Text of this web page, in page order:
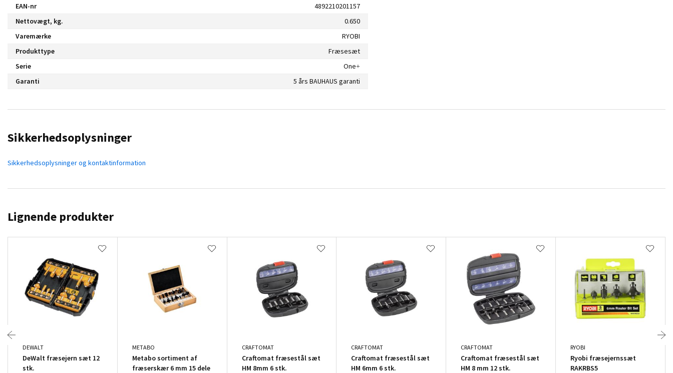
EAN-nr
4892210201157
Nettovægt, kg.
0.650
Varemærke
RYOBI
Produkttype
Fræsesæt
Serie
One+
Garanti
5 års BAUHAUS garanti
Sikkerhedsoplysninger
Sikkerhedsoplysninger og kontaktinformation
Lignende produkter
DEWALT
DeWalt fræsejern sæt 12
stk.
METABO
Metabo sortiment af
fræserskær 6 mm 15 dele
CRAFTOMAT
Craftomat fræsestål sæt
HM 8mm 6 stk.
CRAFTOMAT
Craftomat fræsestål sæt
HM 6mm 6 stk.
CRAFTOMAT
Craftomat fræsestål sæt
HM 8 mm 12 stk.
RYOBI
Ryobi fræsejernssæt
RAKRBS5